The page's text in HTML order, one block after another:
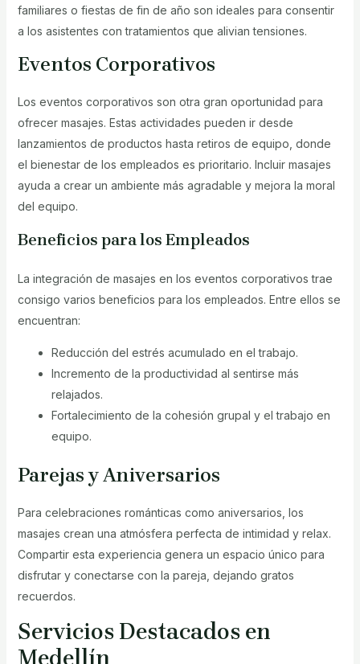
familiares o fiestas de fin de año son ideales para consentir
a los asistentes con tratamientos que alivian tensiones.
Eventos Corporativos
Los eventos corporativos son otra gran oportunidad para
ofrecer masajes. Estas actividades pueden ir desde
lanzamientos de productos hasta retiros de equipo, donde
el bienestar de los empleados es prioritario. Incluir masajes
ayuda a crear un ambiente más agradable y mejora la moral
del equipo.
Beneficios para los Empleados
La integración de masajes en los eventos corporativos trae
consigo varios beneficios para los empleados. Entre ellos se
encuentran:
Reducción del estrés acumulado en el trabajo.
Incremento de la productividad al sentirse más
relajados.
Fortalecimiento de la cohesión grupal y el trabajo en
equipo.
Parejas y Aniversarios
Para celebraciones románticas como aniversarios, los
masajes crean una atmósfera perfecta de intimidad y relax.
Compartir esta experiencia genera un espacio único para
disfrutar y conectarse con la pareja, dejando gratos
recuerdos.
Servicios Destacados en
Medellín